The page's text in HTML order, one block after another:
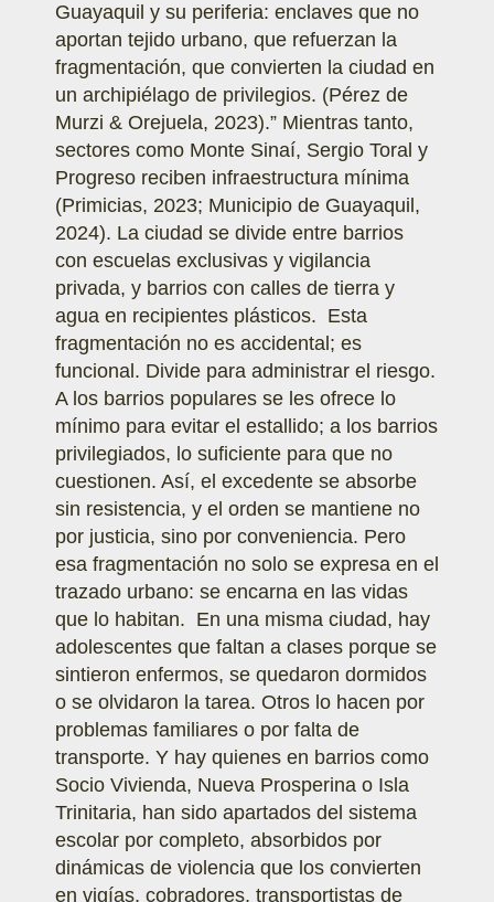
Guayaquil y su periferia: enclaves que no
aportan tejido urbano, que refuerzan la
fragmentación, que convierten la ciudad en
un archipiélago de privilegios. (Pérez de
Murzi & Orejuela, 2023).” Mientras tanto,
sectores como Monte Sinaí, Sergio Toral y
Progreso reciben infraestructura mínima
(Primicias, 2023; Municipio de Guayaquil,
2024). La ciudad se divide entre barrios
con escuelas exclusivas y vigilancia
privada, y barrios con calles de tierra y
agua en recipientes plásticos. Esta
fragmentación no es accidental; es
funcional. Divide para administrar el riesgo.
A los barrios populares se les ofrece lo
mínimo para evitar el estallido; a los barrios
privilegiados, lo suficiente para que no
cuestionen. Así, el excedente se absorbe
sin resistencia, y el orden se mantiene no
por justicia, sino por conveniencia. Pero
esa fragmentación no solo se expresa en el
trazado urbano: se encarna en las vidas
que lo habitan. En una misma ciudad, hay
adolescentes que faltan a clases porque se
sintieron enfermos, se quedaron dormidos
o se olvidaron la tarea. Otros lo hacen por
problemas familiares o por falta de
transporte. Y hay quienes en barrios como
Socio Vivienda, Nueva Prosperina o Isla
Trinitaria, han sido apartados del sistema
escolar por completo, absorbidos por
dinámicas de violencia que los convierten
en vigías, cobradores, transportistas de